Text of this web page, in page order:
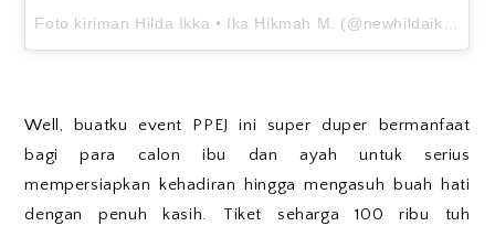
Foto kiriman Hilda Ikka • Ika Hikmah M. (@newhildaikka) pada
Well, buatku event PPEJ ini super duper bermanfaat
bagi para calon ibu dan ayah untuk serius
mempersiapkan kehadiran hingga mengasuh buah hati
dengan penuh kasih. Tiket seharga 100 ribu tuh